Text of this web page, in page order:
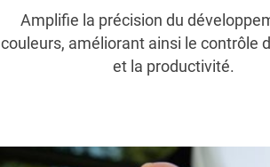
Amplifie la précision du
couleurs, améliorant ainsi le contrôle
et la productivité.